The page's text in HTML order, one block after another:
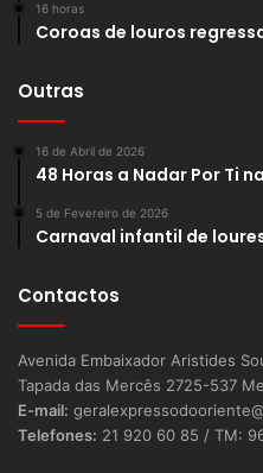
16 horas
Coroas de louros
Outras
16 de Abril de 2026
48 Horas a Nadar Por Ti
5 de Fevereiro de 2026
Carnaval infantil de
Contactos
Avenida Embaixador Aristides
Tapada das Mercês 2725-537
E-mail:
Telefones: 21 920 60 85 / TM: